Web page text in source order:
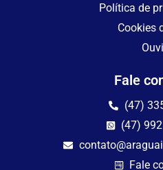
Política de
Cookies
Fale
(47)
(47)
Fale